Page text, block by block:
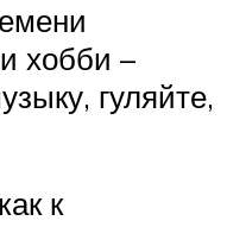
хобби –
гуляйте,
к